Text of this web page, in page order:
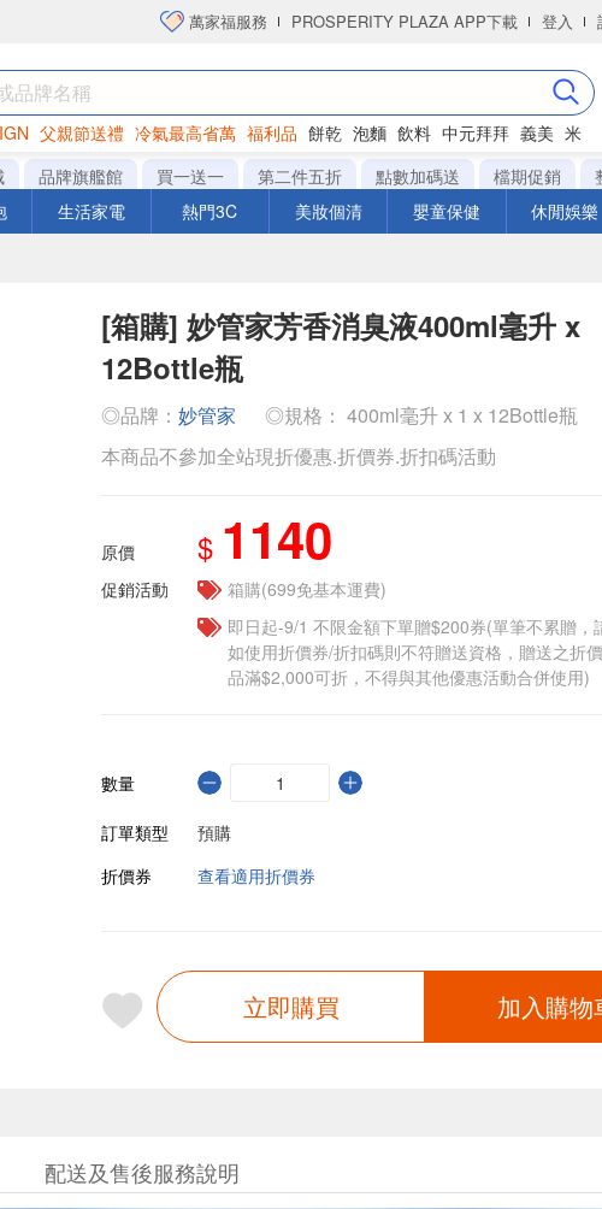
萬家福服務 PROSPERITY PLAZA APP下載 登入
父親節送禮 冷氣最高省萬 福利品 餅乾 泡麵 飲料 中元拜拜 義美 米
洋芋片
品牌旗艦館 買一送一 第二件五折 點數加碼送 檔期促銷
生活家電 熱門3C 美妝個清 嬰童保健 休閒娛樂
[箱購] 妙管家芳香消臭液400ml毫升 x
12Bottle瓶
◎品牌： 妙管家
◎規格： 400ml毫升 x 1 x 12Bottle瓶
本商品不參加全站現折優惠.折價券.折扣碼活動
原價 $ 1140
促銷活動
箱購(699免基本運費)
即日起-9/1 不限金額下單贈$200券(單筆不累贈，
如使用折價券/折扣碼則不符贈送資格，贈送之折
品滿$2,000可折，不得與其他優惠活動合併使用)
數量
訂單類型
預購
折價券
查看適用折價券
立即購買 加入購物
配送及售後服務說明